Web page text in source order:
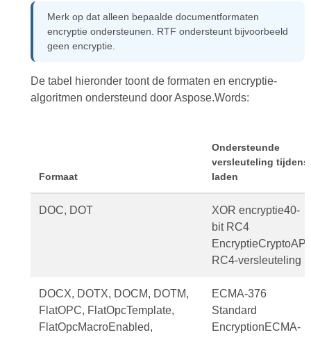
Merk op dat alleen bepaalde documentformaten
encryptie ondersteunen. RTF ondersteunt bijvoorbeeld
geen encryptie.
De tabel hieronder toont de formaten en encryptie-
algoritmen ondersteund door Aspose.Words:
Formaat
Ondersteunde
versleuteling tijdens
laden
DOC, DOT
XOR encryptie40-
bit RC4
EncryptieCryptoAPI
RC4-versleuteling
DOCX, DOTX, DOCM, DOTM,
FlatOPC, FlatOpcTemplate,
FlatOpcMacroEnabled,
ECMA-376
Standard
EncryptionECMA-